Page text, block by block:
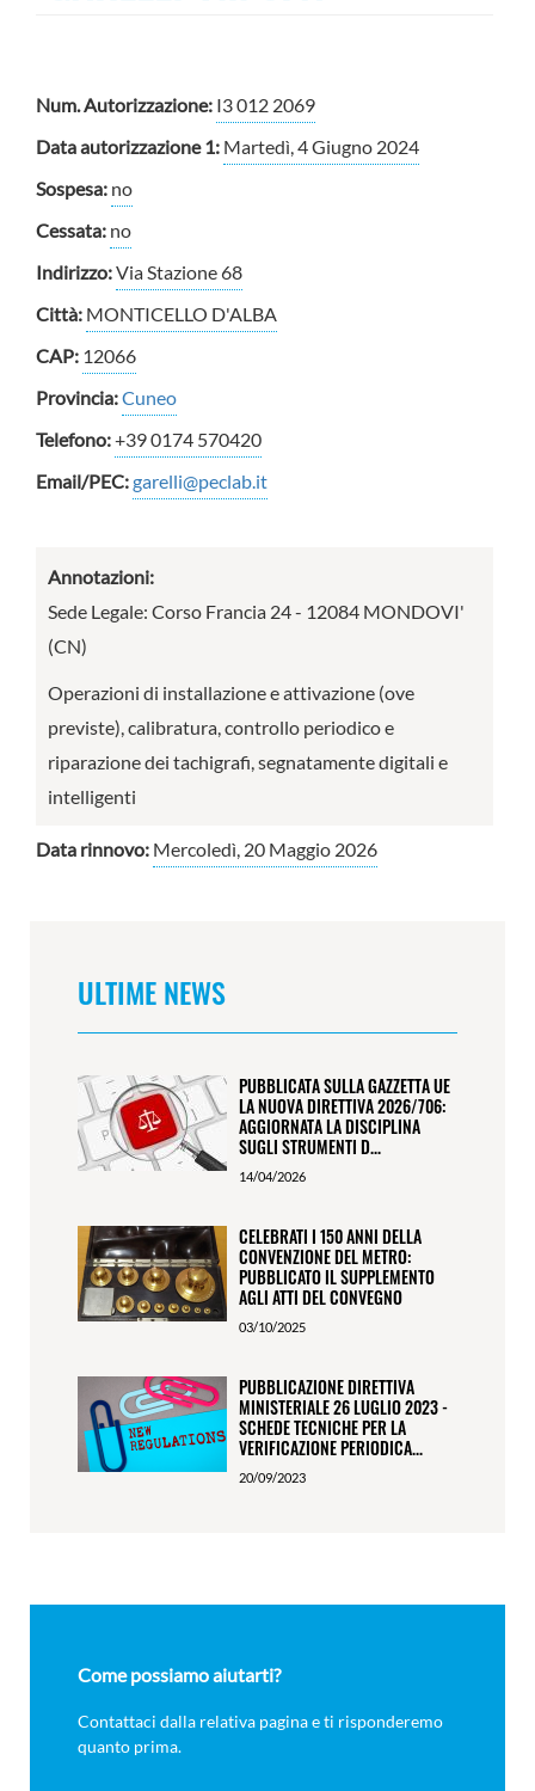
Num. Autorizzazione: I3 012 2069
Data autorizzazione 1: Martedì, 4 Giugno 2024
Sospesa: no
Cessata: no
Indirizzo:Via Stazione 68
Città: MONTICELLO D'ALBA
CAP: 12066
Provincia:Cuneo
Telefono:+39 0174 570420
Email/PEC:garelli@peclab.it
Annotazioni:
Sede Legale: Corso Francia 24 - 12084 MONDOVI'
(CN)
Operazioni di installazione e attivazione (ove
previste), calibratura, controllo periodico e
riparazione dei tachigrafi, segnatamente digitali e
intelligenti
Data rinnovo: Mercoledì, 20 Maggio 2026
ULTIME NEWS
PUBBLICATA SULLA GAZZETTA UE
LA NUOVA DIRETTIVA 2026/706:
AGGIORNATA LA DISCIPLINA
SUGLI STRUMENTI D...
14/04/2026
CELEBRATI I 150 ANNI DELLA
CONVENZIONE DEL METRO:
PUBBLICATO IL SUPPLEMENTO
AGLI ATTI DEL CONVEGNO
03/10/2025
PUBBLICAZIONE DIRETTIVA
MINISTERIALE 26 LUGLIO 2023 -
SCHEDE TECNICHE PER LA
VERIFICAZIONE PERIODICA...
20/09/2023
Come possiamo aiutarti?
Contattaci dalla relativa pagina e ti risponderemo
quanto prima.